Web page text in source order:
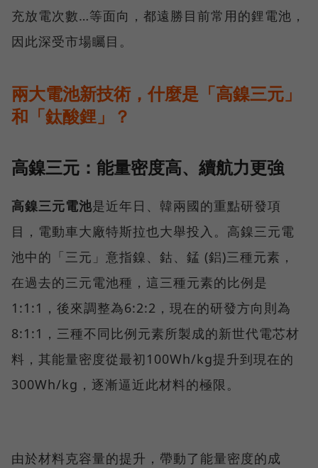
充放電次數…等面向，都遠勝目前常用的鋰電池，
因此深受市場矚目。
兩大電池新技術，什麼是「高鎳三元」
和「鈦酸鋰」？
高鎳三元：能量密度高、續航力更強
高鎳三元電池是近年日、韓兩國的重點研發項
目，電動車大廠特斯拉也大舉投入。高鎳三元電
池中的「三元」意指鎳、鈷、錳 (鋁)三種元素，
在過去的三元電池種，這三種元素的比例是
1:1:1，後來調整為6:2:2，現在的研發方向則為
8:1:1，三種不同比例元素所製成的新世代電芯材
料，其能量密度從最初100Wh/kg提升到現在的
300Wh/kg，逐漸逼近此材料的極限。
由於材料克容量的提升，帶動了能量密度的成